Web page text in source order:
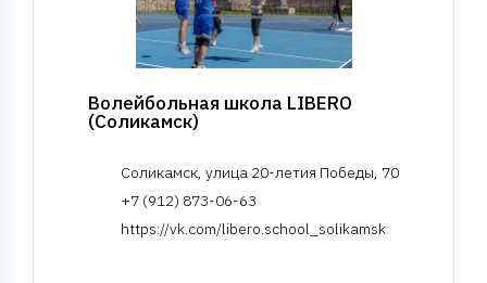
Волейбольная школа LIBERO
(Соликамск)
Соликамск, улица 20-летия Победы, 70
+7 (912) 873-06-63
https://vk.com/libero.school_solikamsk